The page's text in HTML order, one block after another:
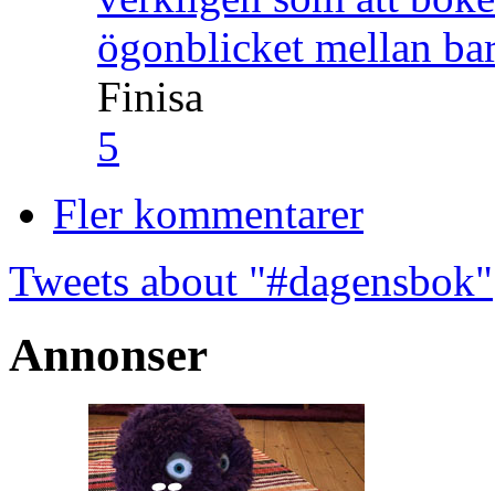
ögonblicket mellan
Finisa
5
Fler kommentarer
Tweets about "#dagensbok"
Annonser